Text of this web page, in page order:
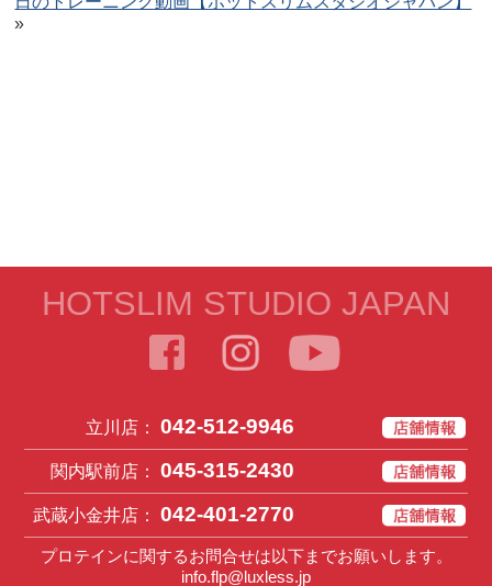
»
HOTSLIM STUDIO JAPAN
立川店： 042-512-9946
関内駅前店： 045-315-2430
武蔵小金井店： 042-401-2770
プロテインに関するお問合せは以下までお願いします。
info.flp@luxless.jp